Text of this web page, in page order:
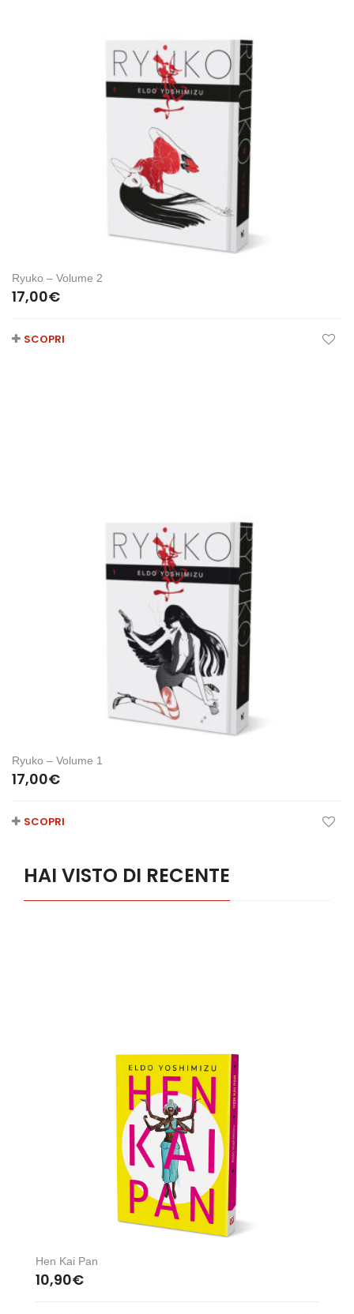
Ryuko – Volume 2
17,00€
SCOPRI
Ryuko – Volume 1
17,00€
SCOPRI
HAI VISTO DI RECENTE
Hen Kai Pan
10,90€